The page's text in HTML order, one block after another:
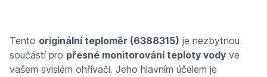
Tento originální teploměr (6388315) je nezbytnou
součástí pro přesné monitorování teploty vody ve
vašem svislém ohřívači. Jeho hlavním účelem je